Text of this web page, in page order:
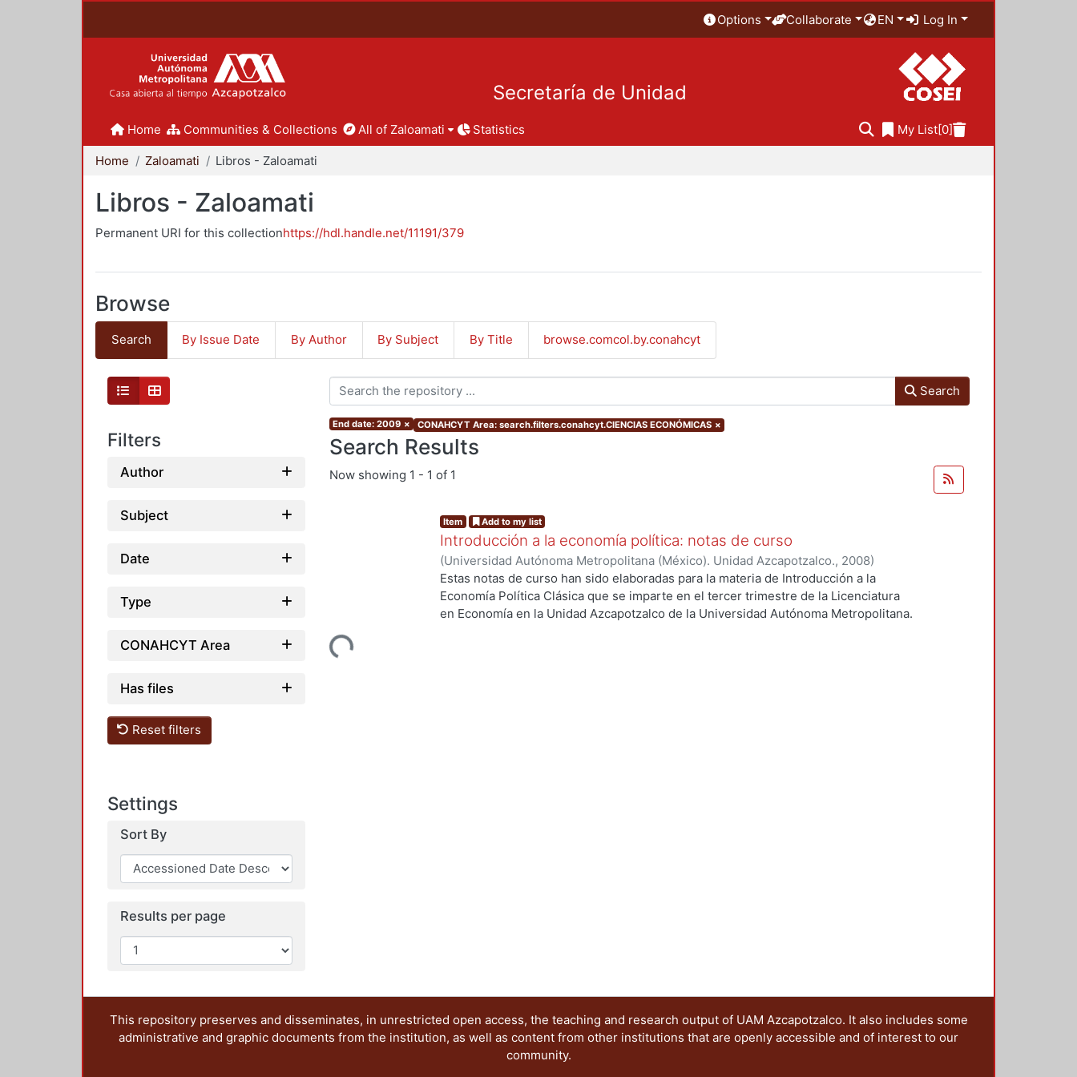
Options Collaborate EN Log In
Secretaría de Unidad
Home Communities & Collections All of Zaloamati Statistics My List[0]
Home Zaloamati Libros - Zaloamati
Libros - Zaloamati
Permanent URI for this collectionhttps://hdl.handle.net/11191/379
Browse
Search By Issue Date By Author By Subject By Title browse.comcol.by.conahcyt
Filters
Author
Subject
Date
Type
CONAHCYT Area
Has files
Reset filters
Settings
Sort By
Results per page
Search
End date: 2009 × CONAHCYT Area: search.filters.conahcyt.CIENCIAS ECONÓMICAS ×
Search Results
Now showing 1 - 1 of 1
Loading...
Item Add to my list
Introducción a la economía política: notas de curso
(Universidad Autónoma Metropolitana (México). Unidad Azcapotzalco., 2008)
Lechuga-Montenegro, Jesús
Estas notas de curso han sido elaboradas para la materia de Introducción a la
Economía Política Clásica que se imparte en el tercer trimestre de la Licenciatura
en Economía en la Unidad Azcapotzalco de la Universidad Autónoma Metropolitana.
This repository preserves and disseminates, in unrestricted open access, the teaching and research output of UAM Azcapotzalco. It also includes some
administrative and graphic documents from the institution, as well as content from other institutions that are openly accessible and of interest to our
community.